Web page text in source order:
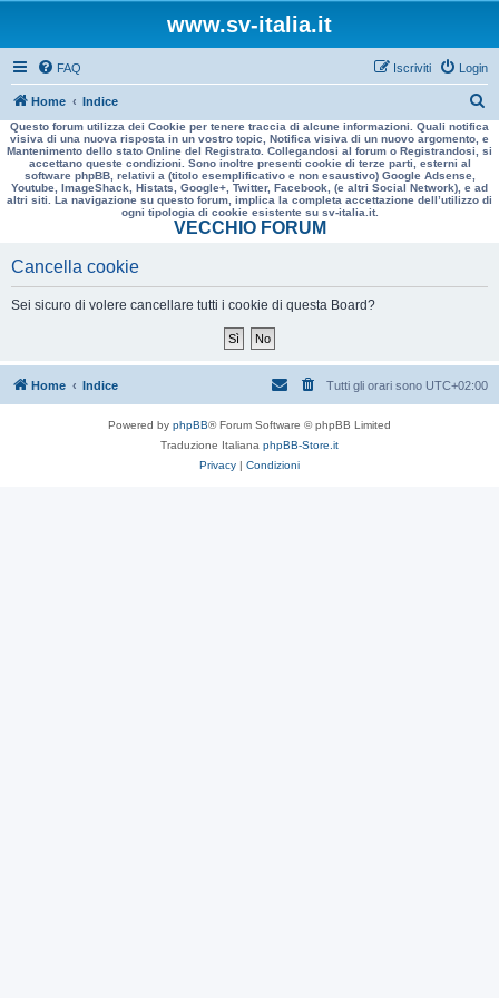
www.sv-italia.it
FAQ Login
Iscriviti
Home Indice
e
r
a
Questo forum utilizza dei Cookie per tenere traccia di alcune informazioni. Quali notifica
visiva di una nuova risposta in un vostro topic, Notifica visiva di un nuovo argomento, e
Mantenimento dello stato Online del Registrato. Collegandosi al forum o Registrandosi, si
accettano queste condizioni. Sono inoltre presenti cookie di terze parti, esterni al
software phpBB, relativi a (titolo esemplificativo e non esaustivo) Google Adsense,
Youtube, ImageShack, Histats, Google+, Twitter, Facebook, (e altri Social Network), e ad
altri siti. La navigazione su questo forum, implica la completa accettazione dell’utilizzo di
ogni tipologia di cookie esistente su sv-italia.it.
VECCHIO FORUM
Cancella cookie
Sei sicuro di volere cancellare tutti i cookie di questa Board?
Home Indice Tutti gli orari sono UTC+02:00
Powered by phpBB® Forum Software © phpBB Limited
Traduzione Italiana phpBB-Store.it
Privacy | Condizioni